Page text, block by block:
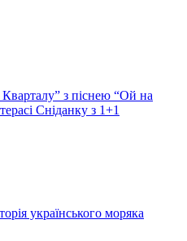
з піснею “Ой на
Сніданку з 1+1
українського моряка